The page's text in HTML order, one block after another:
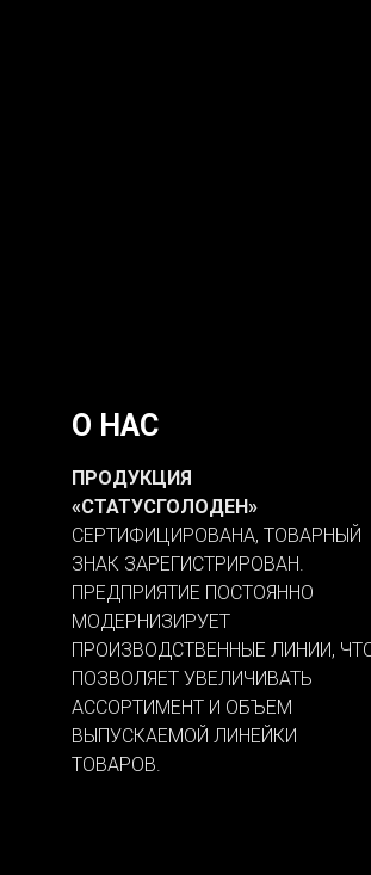
О НАС
ПРОДУКЦИЯ
«СТАТУСГОЛОДЕН»
СЕРТИФИЦИРОВАНА, ТОВАРНЫЙ
ЗНАК ЗАРЕГИСТРИРОВАН.
ПРЕДПРИЯТИЕ ПОСТОЯННО
МОДЕРНИЗИРУЕТ
ПРОИЗВОДСТВЕННЫЕ ЛИНИИ,
ПОЗВОЛЯЕТ УВЕЛИЧИВАТЬ
АССОРТИМЕНТ И ОБЪЕМ
ВЫПУСКАЕМОЙ ЛИНЕЙКИ
ТОВАРОВ.